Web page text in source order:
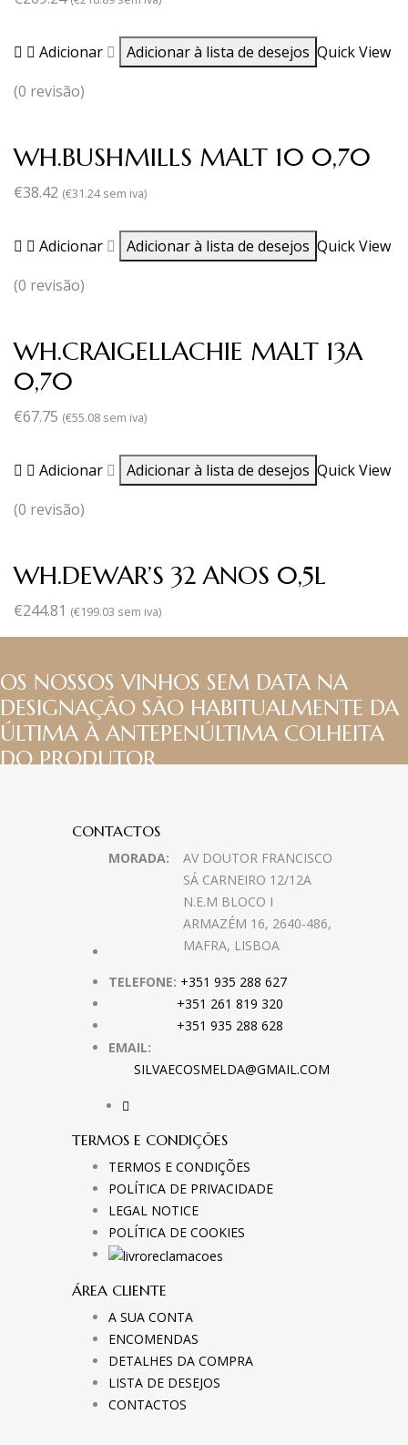
Adicionar Adicionar à lista de desejos Quick View
(0 revisão)
WH.BUSHMILLS MALT 10 0,70
€38.42 (€31.24sem iva)
Adicionar Adicionar à lista de desejos Quick View
(0 revisão)
WH.CRAIGELLACHIE MALT 13A
0,70
€67.75 (€55.08 sem iva)
Adicionar Adicionar à lista de desejos Quick View
(0 revisão)
WH.DEWAR’S 32 ANOS 0,5L
€244.81 (€199.03 sem iva)
OS NOSSOS VINHOS SEM DATA NA
DESIGNAÇÃO SÃO HABITUALMENTE DA
ÚLTIMA À ANTEPENÚLTIMA COLHEITA
DO PRODUTOR
CONTACTOS
MORADA:
AV DOUTOR FRANCISCO
SÁ CARNEIRO 12/12A
N.E.M BLOCO I
ARMAZÉM 16, 2640-486,
MAFRA, LISBOA
TELEFONE: +351 935 288 627
+351 261 819 320
+351 935 288 628
EMAIL:
SILVAECOSMELDA@GMAIL.COM
TERMOS E CONDIÇÕES
TERMOS E CONDIÇÕES
POLÍTICA DE PRIVACIDADE
LEGAL NOTICE
POLÍTICA DE COOKIES
ÁREA CLIENTE
A SUA CONTA
ENCOMENDAS
DETALHES DA COMPRA
LISTA DE DESEJOS
CONTACTOS